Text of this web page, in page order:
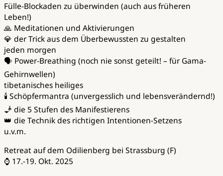
Fülle-Blockaden zu überwinden (auch aus früheren
Leben!)
🙏 Meditationen und Aktivierungen
💎 der Trick aus dem Überbewussten zu gestalten
jeden morgen
🗣️ Power-Breathing (noch nie sonst geteilt! – für Gama-
Gehirnwellen)
tibetanisches heiliges
🕯️ Schöpfermantra (unvergesslich und lebensverändernd!)
🧞 die 5 Stufen des Manifestierens
👑 die Technik des richtigen Intentionen-Setzens
u.v.m.
Retreat auf dem Odilienberg bei Strassburg (F)
⌚ 17.-19. Okt. 2025